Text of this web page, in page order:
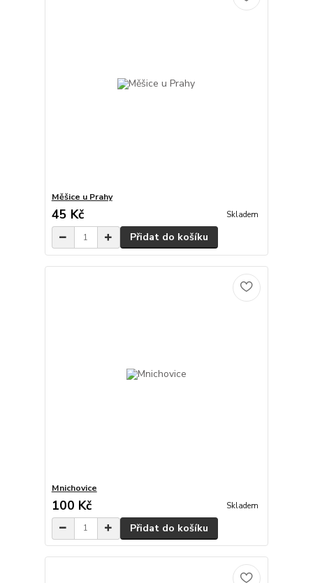
Měšice u Prahy
45 Kč Skladem
Přidat do košíku
Mnichovice
100 Kč Skladem
Přidat do košíku